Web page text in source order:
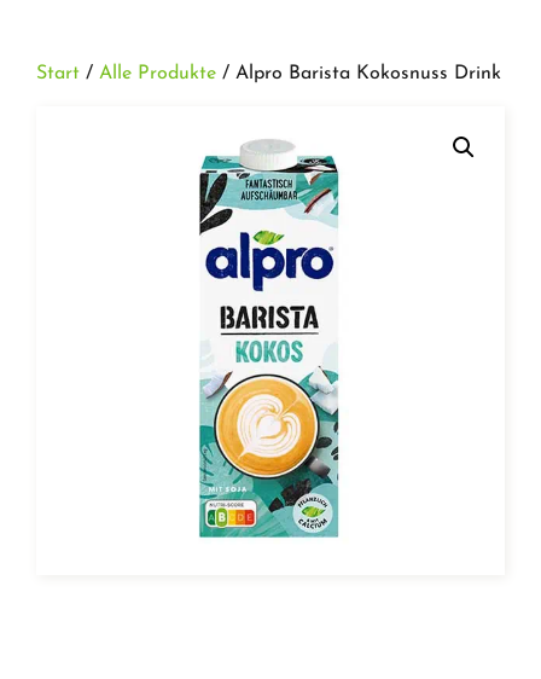
Start / Alle Produkte / Alpro Barista Kokosnuss Drink